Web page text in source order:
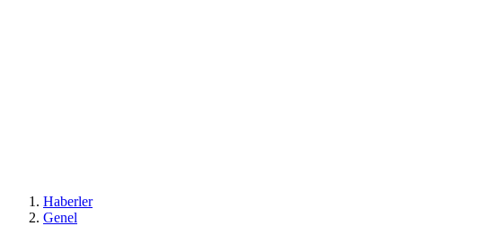
Haberler
Genel